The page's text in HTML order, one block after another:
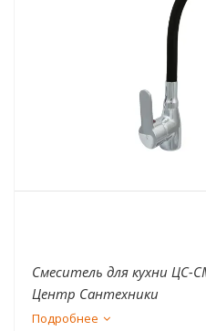
Смеситель для кухни ЦС-
Центр Сантехники
Подробнее